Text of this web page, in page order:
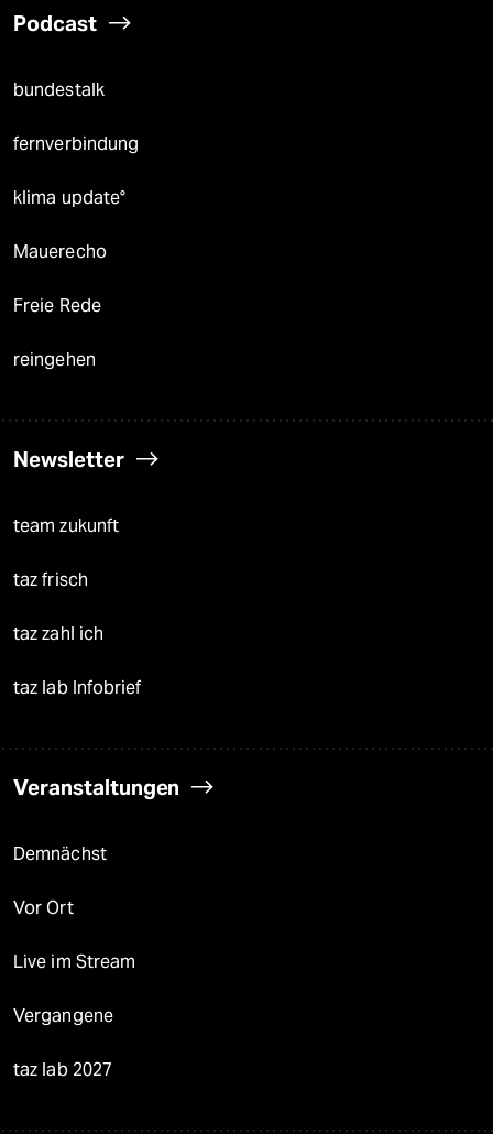
Podcast
bundestalk
fernverbindung
klima update°
Mauerecho
Freie Rede
reingehen
Newsletter
team zukunft
taz frisch
taz zahl ich
taz lab Infobrief
Veranstaltungen
Demnächst
Vor Ort
Live im Stream
Vergangene
taz lab 2027